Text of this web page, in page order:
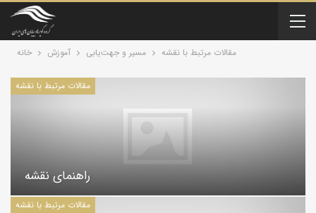
خانه آموزش مسیر و جهت‌یابی مقالات مرتبط با نقشه
مقالات مرتبط با نقشه
راهنمای نقشه
مقالات مرتبط با نقشه